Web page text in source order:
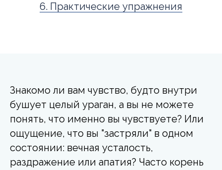
6. Практические упражнения
Знакомо ли вам чувство, будто внутри
бушует целый ураган, а вы не можете
понять, что именно вы чувствуете? Или
ощущение, что вы "застряли" в одном
состоянии: вечная усталость,
раздражение или апатия? Часто корень